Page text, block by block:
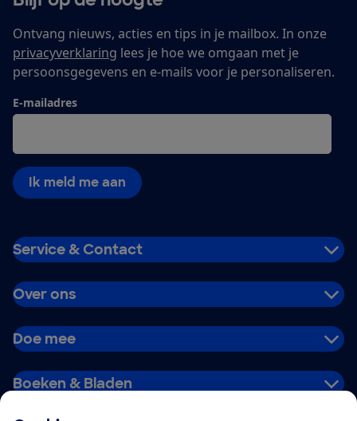
Ontvang nieuws, acties en tips in je mailbox. In onze
privacyverklaring lees je hoe we omgaan met je
persoonsgegevens en e-mails voor je personaliseren.
E-mailadres
Ik meld me aan
Service & Contact
Over ons
Doe mee
Boeken & Bladen